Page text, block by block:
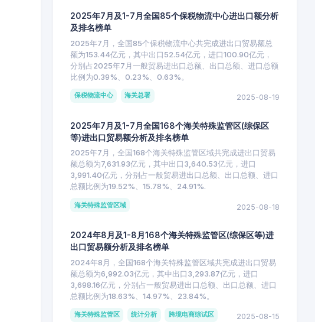
2025年7月及1-7月全国85个保税物流中心进出口额分析
及排名榜单
2025年7月，全国85个保税物流中心共完成进出口贸易额总
额为153.44亿元，其中出口52.54亿元，进口100.90亿元，
分别占2025年7月一般贸易进出口总额、出口总额、进口总额
比例为0.39%、0.23%、0.63%。
保税物流中心 海关总署 2025-08-19
2025年7月及1-7月全国168个海关特殊监管区(综保区
等)进出口贸易额分析及排名榜单
2025年7月，全国168个海关特殊监管区域共完成进出口贸易
额总额为7,631.93亿元，其中出口3,640.53亿元，进口
3,991.40亿元，分别占一般贸易进出口总额、出口总额、进口
总额比例为19.52%、15.78%、24.91%.
海关特殊监管区域 2025-08-18
2024年8月及1-8月168个海关特殊监管区(综保区等)进
出口贸易额分析及排名榜单
2024年8月，全国168个海关特殊监管区域共完成进出口贸易
额总额为6,992.03亿元，其中出口3,293.87亿元，进口
3,698.16亿元，分别占一般贸易进出口总额、出口总额、进口
总额比例为18.63%、14.97%、23.84%。
海关特殊监管区 统计分析 跨境电商综试区 2025-08-15